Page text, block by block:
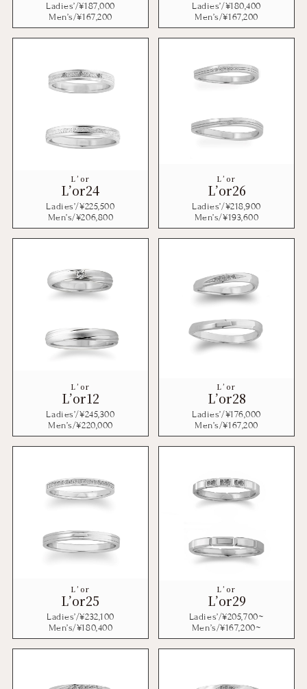
Ladies’/¥187,000
Men’s/¥167,200
Ladies’/¥180,400
Men’s/¥167,200
L’or
L’or24
Ladies’/¥225,500
Men’s/¥206,800
L’or
L’or26
Ladies’/¥218,900
Men’s/¥193,600
L’or
L’or12
Ladies’/¥245,300
Men’s/¥220,000
L’or
L’or28
Ladies’/¥176,000
Men’s/¥167,200
L’or
L’or25
Ladies’/¥232,100
Men’s/¥180,400
L’or
L’or29
Ladies’/¥205,700~
Men’s/¥167,200~